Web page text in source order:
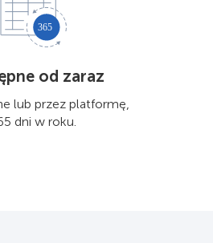
od zaraz
lub przez platformę,
dni w roku.